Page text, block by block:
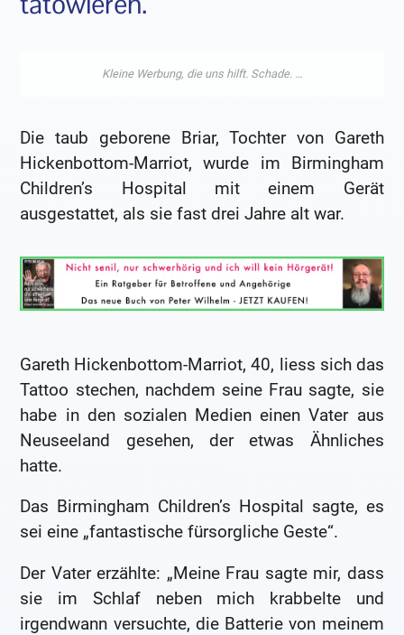
Die taub geborene Briar, Tochter von Gareth
Hickenbottom-Marriot, wurde im Birmingham
Children’s Hospital mit einem Gerät
ausgestattet, als sie fast drei Jahre alt war.
Gareth Hickenbottom-Marriot, 40, liess sich das
Tattoo stechen, nachdem seine Frau sagte, sie
habe in den sozialen Medien einen Vater aus
Neuseeland gesehen, der etwas Ähnliches
hatte.
Das Birmingham Children’s Hospital sagte, es
sei eine „fantastische fürsorgliche Geste“.
Der Vater erzählte: „Meine Frau sagte mir, dass
sie im Schlaf neben mich krabbelte und
irgendwann versuchte, die Batterie von meinem